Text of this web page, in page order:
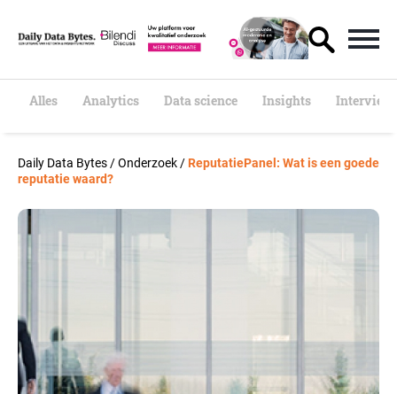
t
Alles Analytics Data science Insights
Daily Data Bytes /Onderzoek /ReputatiePanel: Wat is een goede
reputatie waard?